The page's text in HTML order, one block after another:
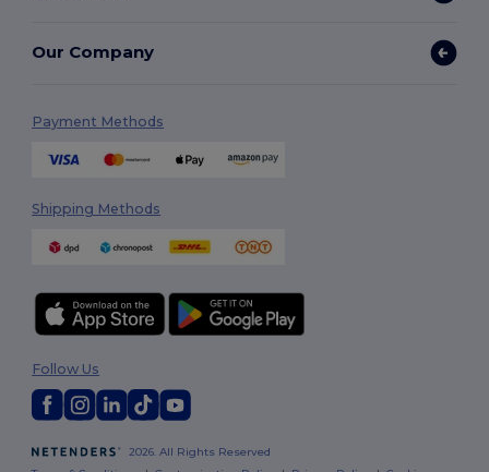
Our Company
Payment Methods
Shipping Methods
2026. All Rights Reserved
Follow Us